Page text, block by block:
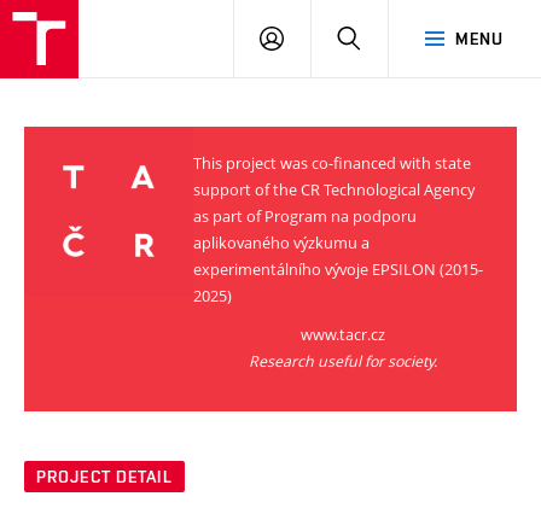
MENU
LOG
SEARCH
This project was co-financed with state
support of the CR Technological Agency
as part of Program na podporu
aplikovaného výzkumu a
experimentálního vývoje EPSILON (2015-
2025)
www.tacr.cz
Research useful for society.
PROJECT DETAIL